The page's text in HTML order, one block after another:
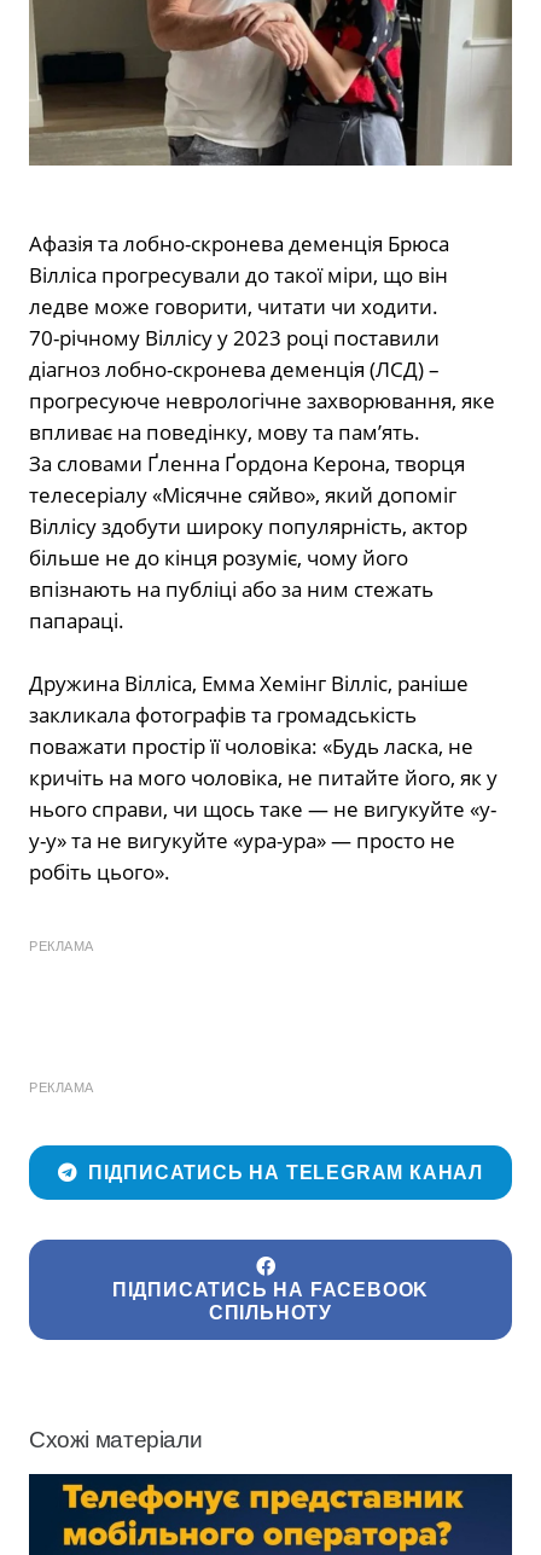
Афазія та лобно-скронева деменція Брюса
Вілліса прогресували до такої міри, що він
ледве може говорити, читати чи ходити.
70-річному Віллісу у 2023 році поставили
діагноз лобно-скронева деменція (ЛСД) –
прогресуюче неврологічне захворювання, яке
впливає на поведінку, мову та пам’ять.
За словами Ґленна Ґордона Керона, творця
телесеріалу «Місячне сяйво», який допоміг
Віллісу здобути широку популярність, актор
більше не до кінця розуміє, чому його
впізнають на публіці або за ним стежать
папараці.
Дружина Вілліса, Емма Хемінг Вілліс, раніше
закликала фотографів та громадськість
поважати простір її чоловіка: «Будь ласка, не
кричіть на мого чоловіка, не питайте його, як у
нього справи, чи щось таке — не вигукуйте «у-
у-у» та не вигукуйте «ура-ура» — просто не
робіть цього».
РЕКЛАМА
РЕКЛАМА
ПІДПИСАТИСЬ НА TELEGRAM КАНАЛ
ПІДПИСАТИСЬ НА FACEBOOK
СПІЛЬНОТУ
Схожі матеріали